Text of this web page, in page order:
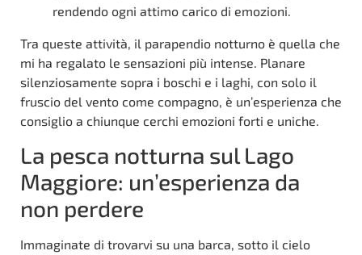
rendendo ogni attimo carico di emozioni.
Tra queste attività, il parapendio notturno è quella che
mi ha regalato le sensazioni più intense. Planare
silenziosamente sopra i boschi e i laghi, con solo il
fruscio del vento come compagno, è un’esperienza che
consiglio a chiunque cerchi emozioni forti e uniche.
La pesca notturna sul Lago
Maggiore: un’esperienza da
non perdere
Immaginate di trovarvi su una barca, sotto il cielo